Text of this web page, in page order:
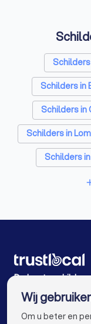
Schilders in
Schilders in
Schilders in
Schilders
Schilders in
Schilders in
Schilders in
Schilders in
De beste schilders
Wij
Om u beter en